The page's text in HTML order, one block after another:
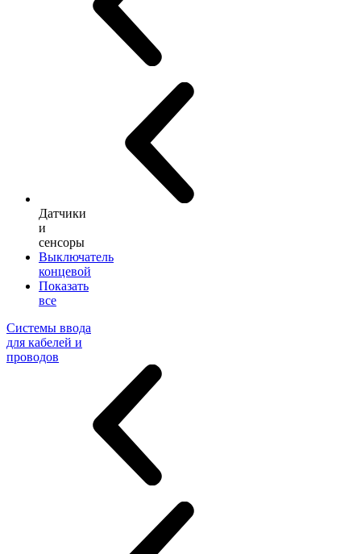
Датчики
и
сенсоры
Выключатель
концевой
Показать
все
Системы ввода
для кабелей и
проводов